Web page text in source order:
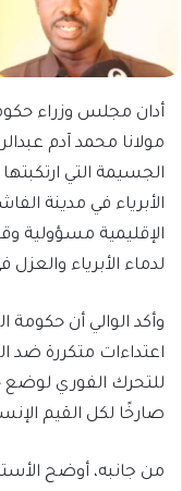
أدان مجلس وزراء
مولانا محمد آدم
الجسيمة التي
الأبرياء في مدينة
الإقليمية مسؤولية
لدماء الأبرياء والعزل
وأكد الوالي أن حكومة
اعتداءات متكررة ضد
للتحرك الفوري لوضع
صارخًا لكل القيم
من جانبه، أوضح